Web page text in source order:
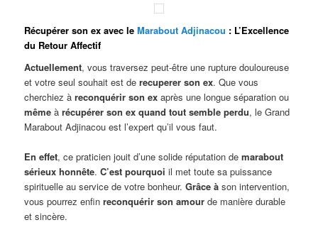
Récupérer son ex avec leMarabout Adjinacou : L’Excellence
du Retour Affectif
Actuellement, vous traversez peut-être une rupture douloureuse
et votre seul souhait est derecuperer son ex. Que vous
cherchiez àreconquérir son ex après une longue séparation ou
même àrécupérer son ex quand tout semble perdu, le Grand
Marabout Adjinacou est l’expert qu’il vous faut.
En effet, ce praticien jouit d’une solide réputation demarabout
sérieux honnête.C’est pourquoi il met toute sa puissance
spirituelle au service de votre bonheur.Grâce à son intervention,
vous pourrez enfinreconquérir son amour de manière durable
et sincère.